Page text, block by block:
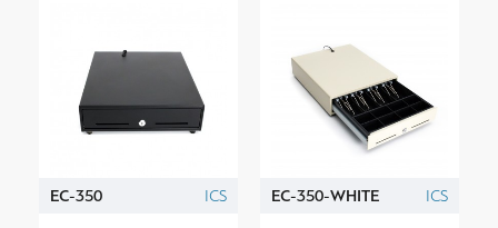
EC-350 ICS EC-350-WHITE ICS